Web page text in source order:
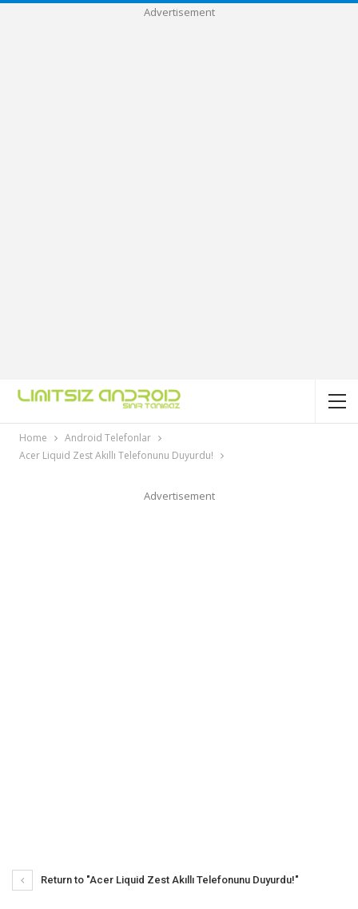
Advertisement
Home
Android Telefonlar
Acer Liquid Zest Akıllı Telefonunu Duyurdu!
Advertisement
Return to "Acer Liquid Zest Akıllı Telefonunu Duyurdu!"